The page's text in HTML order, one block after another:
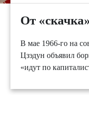
От
В мае 1966-го на
Цзэдун объявил
«идут по